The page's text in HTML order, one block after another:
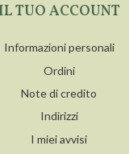
TUO ACCOUNT
Informazioni personali
Ordini
Note di credito
Indirizzi
I miei avvisi